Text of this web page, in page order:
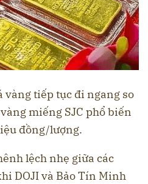
vàng tiếp tục đi ngang so
miếng SJC phổ biến
đồng/lượng.
lệch nhẹ giữa các
DOJI và Bảo Tín Minh